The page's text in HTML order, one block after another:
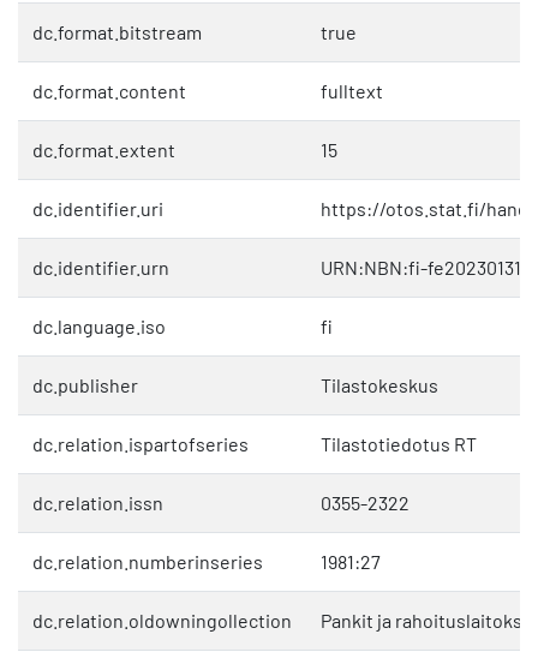
dc.format.bitstream true
dc.format.content fulltext
dc.format.extent 15
dc.identifier.uri https://otos.stat.fi/
dc.identifier.urn URN:NBN:fi-
dc.language.iso fi
dc.publisher Tilastokeskus
dc.relation.ispartofseries Tilastotiedotus RT
dc.relation.issn 0355-2322
dc.relation.numberinseries 1981:27
dc.relation.oldowningollection Pankit ja